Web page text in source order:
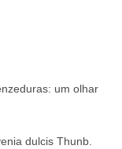
um olhar
dulcis Thunb.